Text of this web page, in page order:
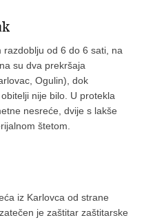
od 6 do 6 sati, na
su dva prekršaja
Ogulin), dok
nije bilo. U protekla
nesreće, dvije s lakše
štetom.
iz Karlovca od strane
je zaštitar zaštitarske